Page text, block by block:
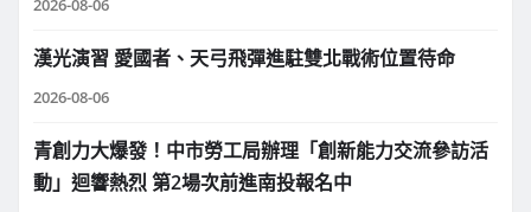
漢光演習 愛國者、天弓飛彈進駐雙北戰術位置待命
2026-08-06
青創力大爆發！中市勞工局辦理「創新能力交流參訪活
動」迴響熱烈 第2場次前進南投報名中